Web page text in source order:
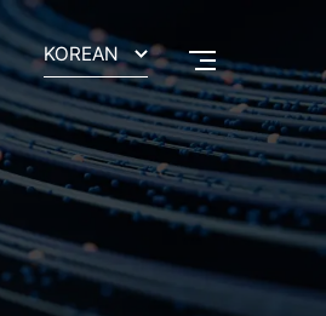
KOREAN